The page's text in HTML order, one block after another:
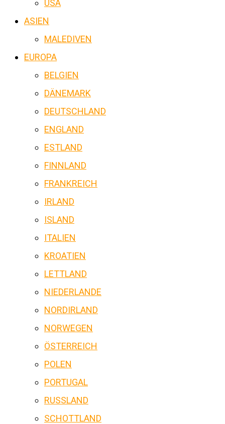
USA
ASIEN
MALEDIVEN
EUROPA
BELGIEN
DÄNEMARK
DEUTSCHLAND
ENGLAND
ESTLAND
FINNLAND
FRANKREICH
IRLAND
ISLAND
ITALIEN
KROATIEN
LETTLAND
NIEDERLANDE
NORDIRLAND
NORWEGEN
ÖSTERREICH
POLEN
PORTUGAL
RUSSLAND
SCHOTTLAND